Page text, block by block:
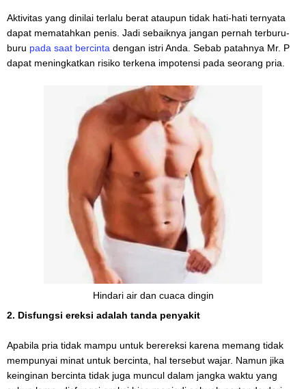
Aktivitas yang dinilai terlalu berat ataupun tidak hati-hati ternyata
dapat mematahkan penis. Jadi sebaiknya jangan pernah terburu-
buru pada saat bercinta dengan istri Anda. Sebab patahnya Mr. P
dapat meningkatkan risiko terkena impotensi pada seorang pria.
Hindari air dan cuaca dingin
2. Disfungsi ereksi adalah tanda penyakit
Apabila pria tidak mampu untuk berereksi karena memang tidak
mempunyai minat untuk bercinta, hal tersebut wajar. Namun jika
keinginan bercinta tidak juga muncul dalam jangka waktu yang